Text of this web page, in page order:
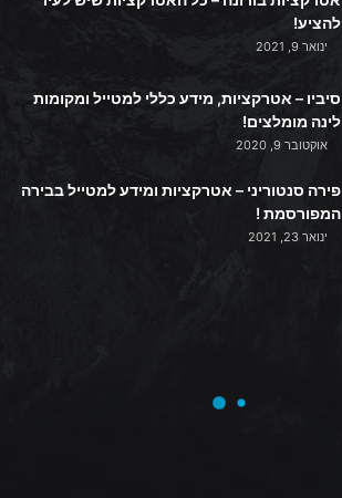
להציע!
ינואר 9, 2021
סיביו – אטרקציות, מידע כללי למטייל ומקומות
לינה מומלצים!
אוקטובר 9, 2020
פירה סנטוריני – אטרקציות ומידע למטייל בבירה
המפורסמת !
ינואר 23, 2021